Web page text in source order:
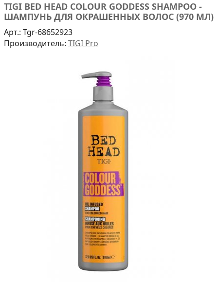
TIGI BED HEAD COLOUR GODDESS SHAMPOO -
ШАМПУНЬ ДЛЯ ОКРАШЕННЫХ ВОЛОС (970 МЛ)
Арт.: Tgr-68652923
Производитель: TIGI Pro